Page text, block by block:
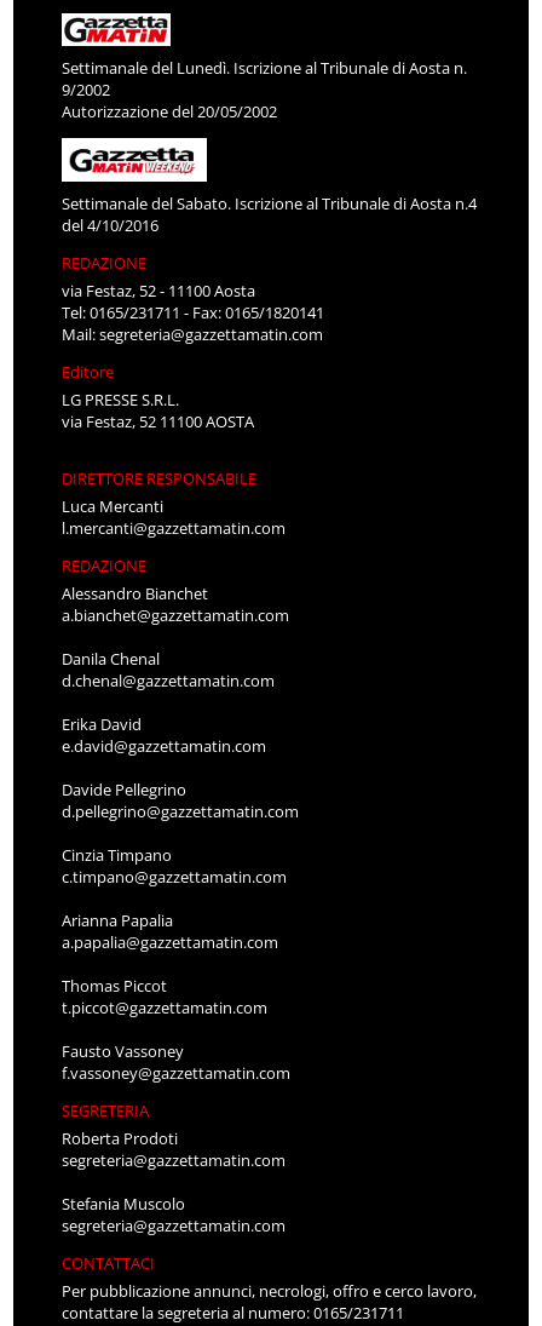
Settimanale del Lunedì. Iscrizione al Tribunale di Aosta n.
9/2002
Autorizzazione del 20/05/2002
Settimanale del Sabato. Iscrizione al Tribunale di Aosta n.4
del 4/10/2016
REDAZIONE
via Festaz, 52 - 11100 Aosta
Tel: 0165/231711 - Fax: 0165/1820141
Mail:segreteria@gazzettamatin.com
Editore
LG PRESSE S.R.L.
via Festaz, 52 11100 AOSTA
DIRETTORE RESPONSABILE
Luca Mercanti
l.mercanti@gazzettamatin.com
REDAZIONE
Alessandro Bianchet
a.bianchet@gazzettamatin.com
Danila Chenal
d.chenal@gazzettamatin.com
Erika David
e.david@gazzettamatin.com
Davide Pellegrino
d.pellegrino@gazzettamatin.com
Cinzia Timpano
c.timpano@gazzettamatin.com
Arianna Papalia
a.papalia@gazzettamatin.com
Thomas Piccot
t.piccot@gazzettamatin.com
Fausto Vassoney
f.vassoney@gazzettamatin.com
SEGRETERIA
Roberta Prodoti
segreteria@gazzettamatin.com
Stefania Muscolo
segreteria@gazzettamatin.com
CONTATTACI
Per pubblicazione annunci, necrologi, offro e cerco lavoro,
contattare la segreteria al numero: 0165/231711